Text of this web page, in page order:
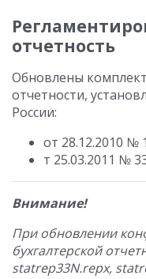
отчетность
Обновлены
отчетности,
России:
от 28.12.2010 №
т 25.03.2011 №
Внимание!
При обновлении
бухгалтерской
statrep33N.repx,